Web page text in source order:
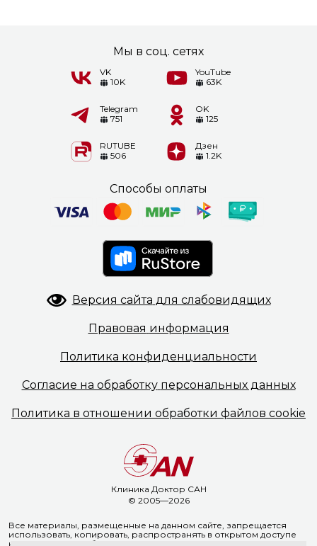
Клиника Доктор САН
© 2005—2026
Мы в соц. сетях
VK
10K
YouTube
63K
Telegram
751
OK
125
RUTUBE
506
Дзен
1.2K
Способы оплаты
Версия сайта для слабовидящих
Правовая информация
Политика конфиденциальности
Согласие на обработку персональных данных
Политика в отношении обработки файлов cookie
Все материалы, размещенные на данном сайте, запрещается
использовать, копировать, распространять в открытом доступе
на иных ресурсах без предварительного письменного согласия